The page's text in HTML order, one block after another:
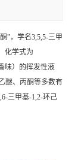
”，学名3,5,5-三甲
化学式为
味）的挥发性液
醚、丙酮等多数有
三甲基-1,2-环己